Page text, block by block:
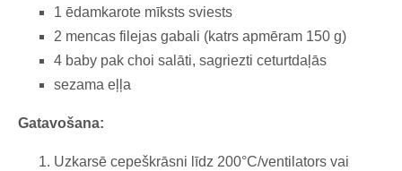
1 ēdamkarote mīksts sviests
2 mencas filejas gabali (katrs apmēram 150 g)
4 baby pak choi salāti, sagriezti ceturtdaļās
sezama eļļa
Gatavošana:
Uzkarsē cepeškrāsni līdz 200°C/ventilators vai